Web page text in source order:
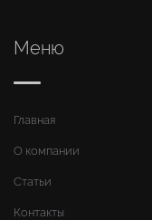
Меню
Главная
О компании
Статьи
Контакты